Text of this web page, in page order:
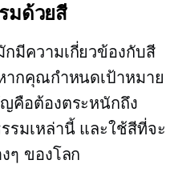
มด้วยสี
มีความเกี่ยวข้องกับสี
ากคุณกำหนดเป้าหมาย
คือต้องตระหนักถึง
รมเหล่านี้ และใช้สีที่จะ
ๆ ของโลก